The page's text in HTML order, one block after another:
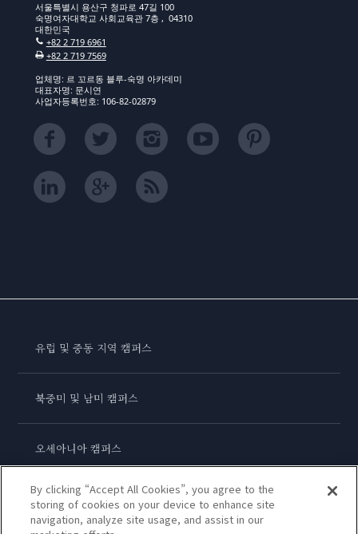
서울특별시 용산구 청파로 47길 100
숙명여자대학교 사회교육관 7층 , 04310
대한민국
+82 2 719 6961
+82 2 719 7569
업체명: 르 꼬르동 블루-숙명 아카데미
대표자명: 문시연
사업자등록번호: 106-82-02879
유럽 및 중동 지역 캠퍼스
북중미 및 남미 캠퍼스
오세아니아 캠퍼스
아시아 캠퍼스
By clicking “Accept All Cookies”, you agree to the
storing of cookies on your device to enhance site
navigation, analyze site usage, and assist in our